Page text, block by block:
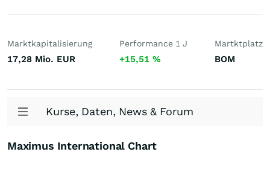
Marktkapitalisierung
17,28 Mio. EUR
Performance 1 J
+15,51 %
Martktplatz
BOM
Kurse, Daten, News & Forum
Maximus International Chart